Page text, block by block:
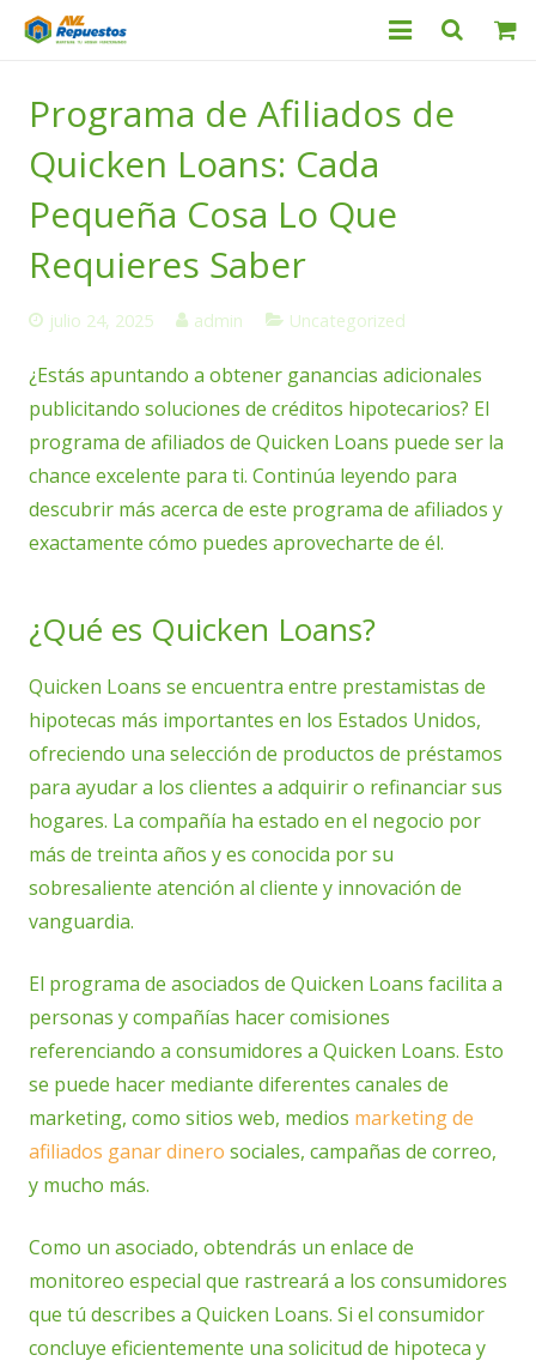
Productos
Servicio Técnico
Nosotros
Contacto
Programa de Afiliados de
Quicken Loans: Cada
Pequeña Cosa Lo Que
Requieres Saber
julio 24, 2025 admin Uncategorized
¿Estás apuntando a obtener ganancias adicionales
publicitando soluciones de créditos hipotecarios? El
programa de afiliados de Quicken Loans puede ser la
chance excelente para ti. Continúa leyendo para
descubrir más acerca de este programa de afiliados y
exactamente cómo puedes aprovecharte de él.
¿Qué es Quicken Loans?
Quicken Loans se encuentra entre prestamistas de
hipotecas más importantes en los Estados Unidos,
ofreciendo una selección de productos de préstamos
para ayudar a los clientes a adquirir o refinanciar sus
hogares. La compañía ha estado en el negocio por
más de treinta años y es conocida por su
sobresaliente atención al cliente y innovación de
vanguardia.
El programa de asociados de Quicken Loans facilita a
personas y compañías hacer comisiones
referenciando a consumidores a Quicken Loans. Esto
se puede hacer mediante diferentes canales de
marketing, como sitios web, medios marketing de
afiliados ganar dinero sociales, campañas de correo,
y mucho más.
Como un asociado, obtendrás un enlace de
monitoreo especial que rastreará a los consumidores
que tú describes a Quicken Loans. Si el consumidor
concluye eficientemente una solicitud de hipoteca y